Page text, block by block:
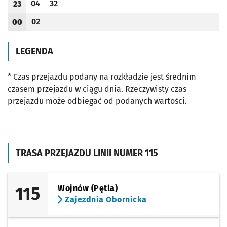
TRASA PRZEJAZDU LINII NUMER 115
115
Wojnów (Pętla)
Zajezdnia Obornicka
Godzina odjazdu
23
Odjazd
04
minut po godzinie 23
Odjazd
32
minut po godzinie 23
Godzina odjazdu
00
Odjazd
02
minut po godzinie 00
LEGENDA
* Czas przejazdu podany na rozkładzie jest średnim
czasem przejazdu w ciągu dnia. Rzeczywisty czas
przejazdu może odbiegać od podanych wartości.